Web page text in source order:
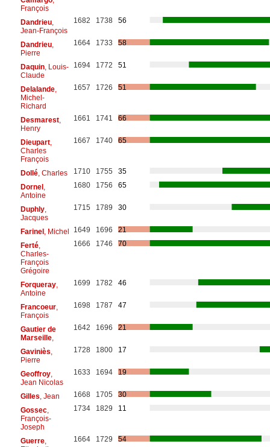
François
Dandrieu,
Jean-François
1682 1738 56
Dandrieu,
Pierre
1664 1733 58
Daquin, Louis-
Claude
1694 1772 51
Delalande,
Michel-
Richard
1657 1726 51
Desmarest,
Henry
1661 1741 66
Dieupart,
Charles
François
1667 1740 65
Dollé, Charles 1710 1755
35
Dornel,
Antoine
1680 1756 65
Duphly,
Jacques
1715 1789 30
Farinel, Michel 1649 1696
21
Ferté,
Charles-
François
Grégoire
1666 1746 70
Forqueray,
Antoine
1699 1782 46
Francoeur,
François
1698 1787 47
Gautier de
Marseille,
1642 1696 21
Gaviniès
Pierre
1728 1800 17
Geoffroy,
Jean Nicolas
1633 1694 19
Gilles , Jean 1668 1705
30
Gossec,
François-
Joseph
1734 1829 11
Guerre,
1664 1729 54